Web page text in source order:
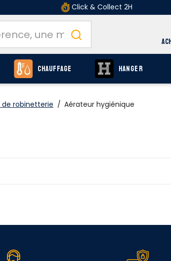
Click & Collect 2H
Chauffage HANGER
de robinetterie / Aérateur hygiénique